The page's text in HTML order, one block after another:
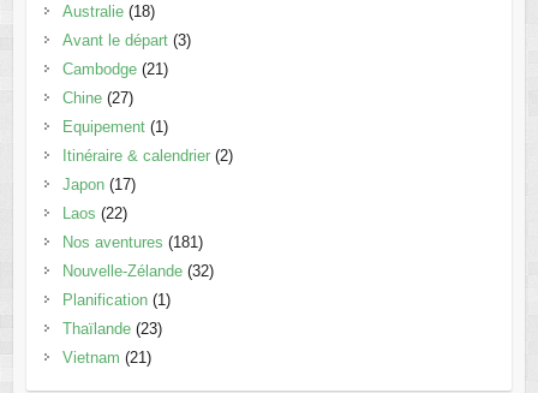
Australie(18)
Avant le départ(3)
Cambodge(21)
Chine(27)
Equipement(1)
Itinéraire & calendrier(2)
Japon(17)
Laos (22)
Nos aventures (181)
Nouvelle-Zélande(32)
Planification(1)
Thaïlande(23)
Vietnam (21)